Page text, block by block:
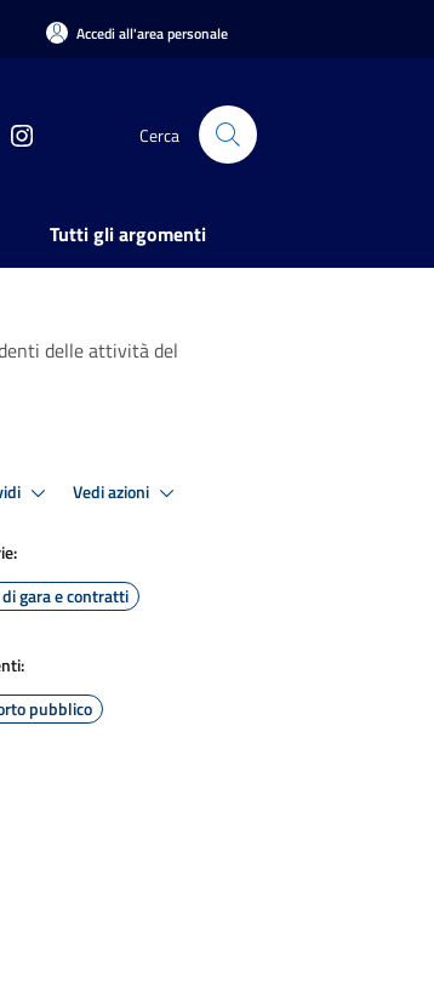
Accedi all'area personale
Cerca
Tutti gli argomenti
delle attività del
Vedi azioni
gara e contratti
pubblico